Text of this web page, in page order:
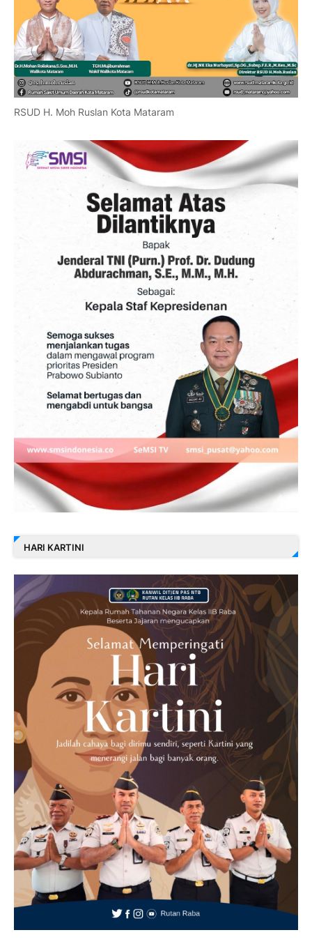
RSUD H. Moh Ruslan Kota Mataram
HARI KARTINI